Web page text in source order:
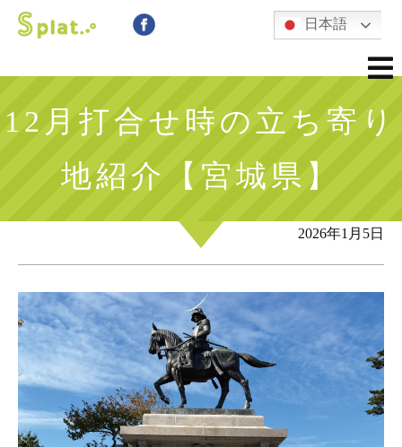
日本語
12月打合せ時の立ち寄り
地紹介【宮城県】
2026年1月5日